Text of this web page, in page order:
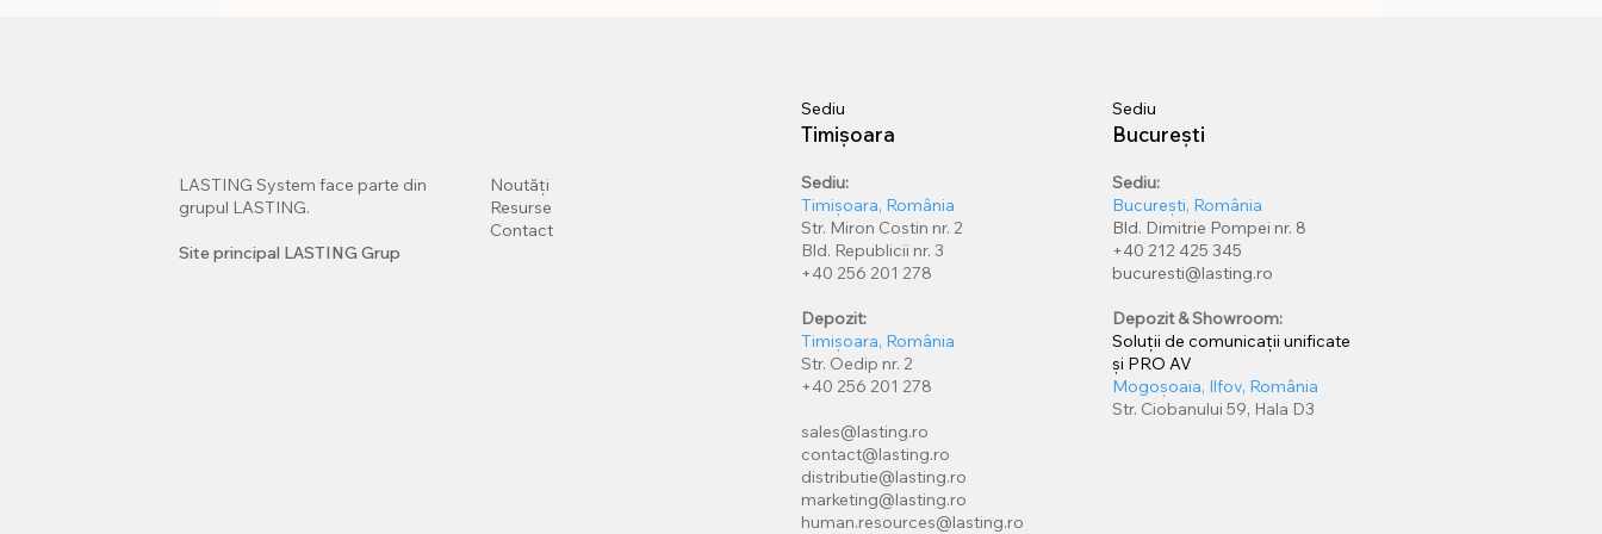
LASTING System face parte din
grupul LASTING.
Site principal LASTING Grup
Noutăți
Resurse
Contact
Sediu
Timișoara
Sediu:
Timișoara, România
Str. Miron Costin nr. 2
Bld. Republicii nr. 3
+40 256 201 278
Depozit:
Timișoara, România
Str. Oedip nr. 2
+40 256 201 278
sales@lasting.ro
contact@lasting.ro
distributie@lasting.ro
marketing@lasting.ro
human.resources@lasting.ro
Sediu
București
Sediu:
București, România
Bld. Dimitrie Pompei nr. 8
+40 212 425 345
bucuresti@lasting.ro
Depozit & Showroom:
Soluții de comunicații unificate
și PRO AV
Mogoșoaia, Ilfov, România
Str. Ciobanului 59, Hala D3